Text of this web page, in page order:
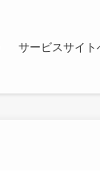
サービスサイト